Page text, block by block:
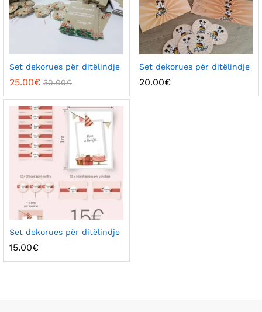
Set dekorues për ditëlindje
25.00€ 30.00€
Set dekorues për ditëlindje
20.00€
Set dekorues për ditëlindje
15.00€